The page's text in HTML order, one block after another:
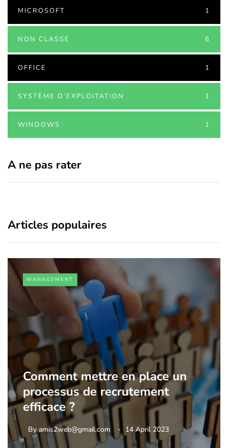
MICROSOFT 1
NON CLASSÉ 6
OFFICE 1
SYSTÈME D'EXPLOITATION 1
WINDOWS 1
A ne pas rater
Articles populaires
MANAGEMENT
Comment mettre en place un
processus de recrutement
efficace ?
By amis2web@gmail.com 14 April 2023